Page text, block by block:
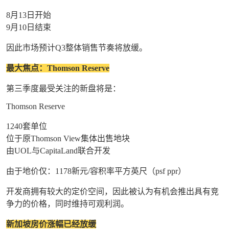
8月13日开始
9月10日结束
因此市场预计Q3整体销售节奏将放缓。
最大焦点：Thomson Reserve
第三季度最受关注的新盘将是：
Thomson Reserve
1240套单位
位于原Thomson View集体出售地块
由UOL与CapitaLand联合开发
由于地价仅：1178新元/容积率平方英尺（psf ppr）
开发商拥有较大的定价空间，因此被认为有机会推出具有竞
争力的价格，同时维持可观利润。
新加坡房价涨幅已经放缓